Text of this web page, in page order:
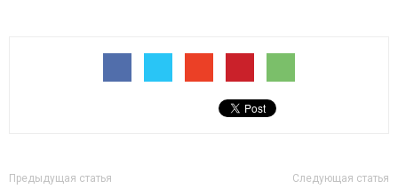
Предыдущая статья Следующая статья